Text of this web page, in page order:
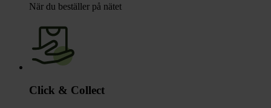
När du beställer på nätet
Click & Collect